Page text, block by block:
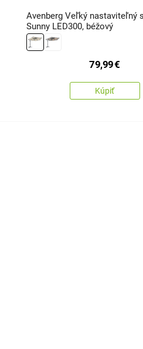
Avenberg Veľký nastaviteľný
Sunny LED300, béžový
79,99€
Kúpiť